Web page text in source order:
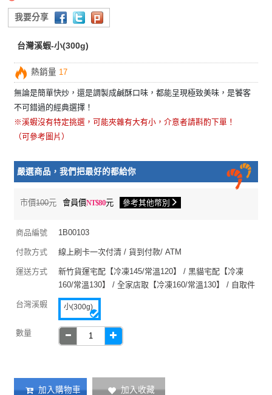
我要分享
台灣溪蝦-小(300g)
熱銷量 17
無論是簡單快炒，還是調製成鹹酥口味，都能呈現極致美味，是饕客
不可錯過的經典選擇！
※溪蝦沒有特定挑選 ，可能夾雜有大有小，介意者請斟酌下單！
（可參考圖片）
嚴選商品，我們把最好的都給你
市價100元 會員價 80元 參考其他幣別
商品編號 1B00103
付款方式 線上刷卡一次付清 / 貨到付款/ ATM
運送方式
新竹貨運宅配【冷凍145/常溫120】 / 黑貓宅配【冷凍
160/常溫130】 / 全家店取【冷凍160/常溫130】 / 自取件
台灣溪蝦 小(300g)
數量
加入購物車 加入收藏